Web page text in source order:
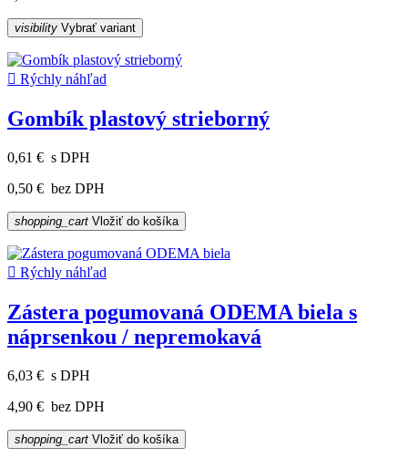
visibility Vybrať variant
 Rýchly náhľad
Gombík plastový strieborný
0,61 € s DPH
0,50 € bez DPH
shopping_cart Vložiť do košíka
 Rýchly náhľad
Zástera pogumovaná ODEMA biela s
náprsenkou / nepremokavá
6,03 € s DPH
4,90 € bez DPH
shopping_cart Vložiť do košíka